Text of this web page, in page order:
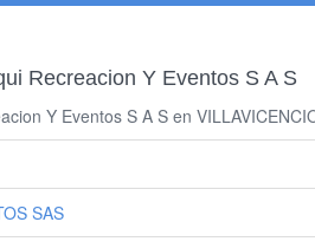
Recreacion Y Eventos S A S
Y Eventos S A S en
SAS